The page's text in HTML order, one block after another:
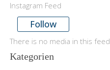
Instagram Feed
Follow
There is no media in this feed
Kategorien